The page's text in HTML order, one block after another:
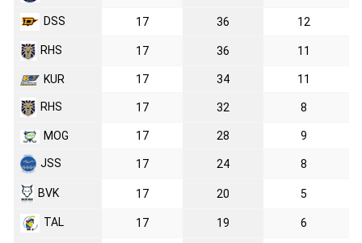
DSS 17 36 12
RHS 17 36 11
KUR 17 34 11
RHS 17 32 8
MOG 17 28 9
JSS 17 24 8
BVK 17 20 5
TAL 17 19 6